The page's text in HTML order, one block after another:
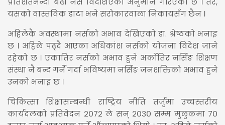
यसको वास्तविक डाटा भने सरोकारवाला निकायसँग छैन ।
अहिलेकै अवस्थामा नर्सको अभाव देखिएको डा. श्रेष्ठको भनाइ
छ । अहिले पढ्दै आएका अधिकांश नर्सको योजना विदेश जाने
रहेको छ । एकातिर नर्सको अभाव हुने अर्कोतिर नर्सिङ शिक्षण
संस्था नै बन्द गर्ने गर्दा भविष्यमा नर्सिङ जनशक्तिको अभाव हुने
उनको भनाइ छ ।
चिकित्सा शिक्षासम्बन्धी राष्ट्रिय नीति तर्जुमा उच्चस्तरीय
कार्यदलको प्रतिवेदन २०७२ ले सन् २०३० सम्म मुलुकमा ७०